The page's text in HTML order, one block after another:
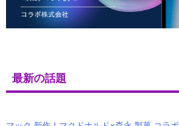
最新の話題